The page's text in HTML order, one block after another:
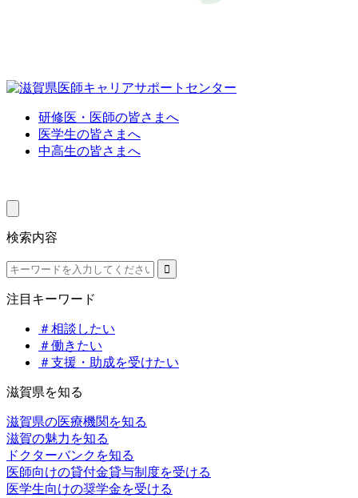
研修医・医師の皆さまへ
医学生の皆さまへ
中高生の皆さまへ
検索内容
注目キーワード
＃相談したい
＃働きたい
＃支援・助成を受けたい
滋賀県を知る
滋賀県の医療機関を知る
滋賀の魅力を知る
ドクターバンクを知る
医師向けの貸付金貸与制度を受ける
医学生向けの奨学金を受ける